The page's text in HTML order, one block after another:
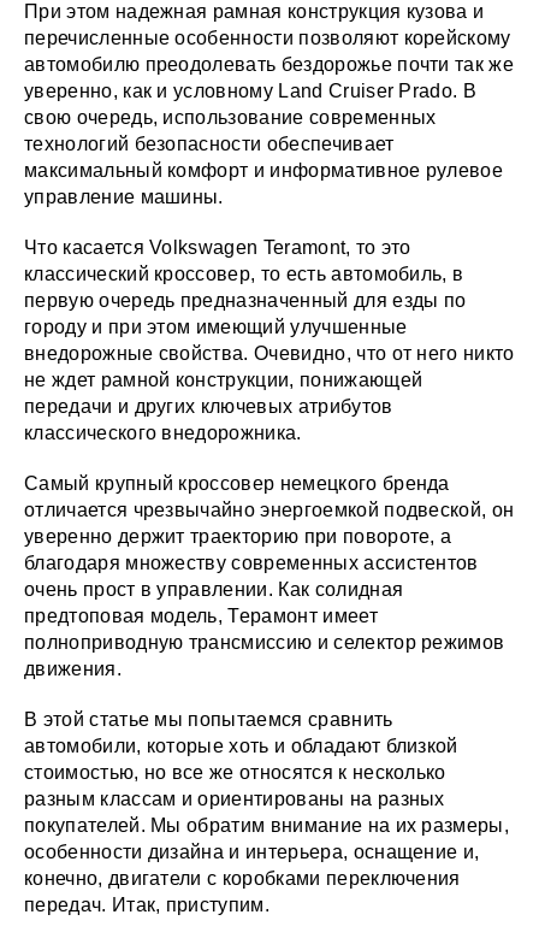
При этом надежная рамная конструкция кузова и
перечисленные особенности позволяют корейскому
автомобилю преодолевать бездорожье почти так же
уверенно, как и условному Land Cruiser Prado. В
свою очередь, использование современных
технологий безопасности обеспечивает
максимальный комфорт и информативное рулевое
управление машины.
Что касается Volkswagen Teramont, то это
классический кроссовер, то есть автомобиль, в
первую очередь предназначенный для езды по
городу и при этом имеющий улучшенные
внедорожные свойства. Очевидно, что от него никто
не ждет рамной конструкции, понижающей
передачи и других ключевых атрибутов
классического внедорожника.
Самый крупный кроссовер немецкого бренда
отличается чрезвычайно энергоемкой подвеской, он
уверенно держит траекторию при повороте, а
благодаря множеству современных ассистентов
очень прост в управлении. Как солидная
предтоповая модель, Терамонт имеет
полноприводную трансмиссию и селектор режимов
движения.
В этой статье мы попытаемся сравнить
автомобили, которые хоть и обладают близкой
стоимостью, но все же относятся к несколько
разным классам и ориентированы на разных
покупателей. Мы обратим внимание на их размеры,
особенности дизайна и интерьера, оснащение и,
конечно, двигатели с коробками переключения
передач. Итак, приступим.